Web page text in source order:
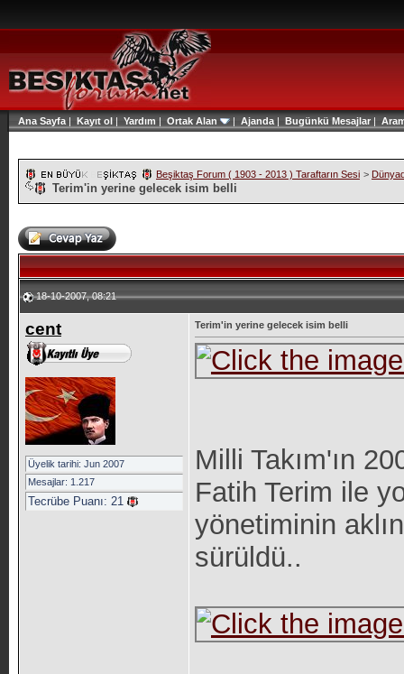
Ana Sayfa | Kayıt ol | Yardım | Ortak Alan | Ajanda | Bugünkü Mesajlar|
Beşiktaş Forum ( 1903 - 2013 ) Taraftarın Sesi >
Terim'in yerine gelecek isim belli
18-10-2007, 08:21
cent
Üyelik tarihi: Jun 2007
Mesajlar: 1.217
Tecrübe Puanı: 21
Terim'in yerine gelecek isim belli
Milli Takım'ın
Fatih Terim ile
yönetiminin
sürüldü..